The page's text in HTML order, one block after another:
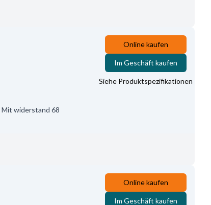
Mit widerstand 68
Online kaufen
Im Geschäft kaufen
Siehe Produktspezifikationen
Online kaufen
Im Geschäft kaufen